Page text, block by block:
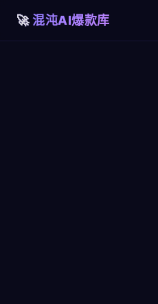
混沌AI爆款库